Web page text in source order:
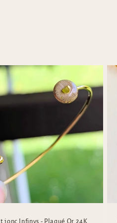
jonc Infinys - Plaqué Or 24K